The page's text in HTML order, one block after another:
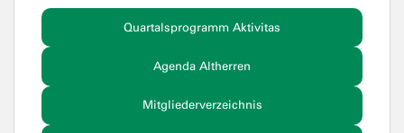
Quartalsprogramm Aktivitas
Agenda Altherren
Mitgliederverzeichnis